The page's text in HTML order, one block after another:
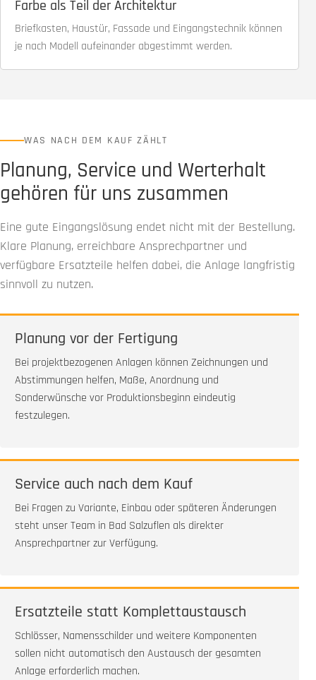
Farbe als Teil der Architektur
Briefkasten, Haustür, Fassade und Eingangstechnik können
je nach Modell aufeinander abgestimmt werden.
WAS NACH DEM KAUF ZÄHLT
Planung, Service und Werterhalt
gehören für uns zusammen
Eine gute Eingangslösung endet nicht mit der Bestellung.
Klare Planung, erreichbare Ansprechpartner und
verfügbare Ersatzteile helfen dabei, die Anlage langfristig
sinnvoll zu nutzen.
Planung vor der Fertigung
Bei projektbezogenen Anlagen können Zeichnungen und
Abstimmungen helfen, Maße, Anordnung und
Sonderwünsche vor Produktionsbeginn eindeutig
festzulegen.
Service auch nach dem Kauf
Bei Fragen zu Variante, Einbau oder späteren Änderungen
steht unser Team in Bad Salzuflen als direkter
Ansprechpartner zur Verfügung.
Ersatzteile statt Komplettaustausch
Schlösser, Namensschilder und weitere Komponenten
sollen nicht automatisch den Austausch der gesamten
Anlage erforderlich machen.